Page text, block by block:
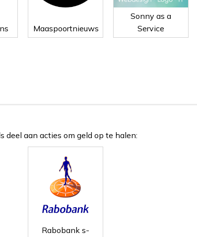
Maaspoortnieuws
Sonny as a
Service
aan acties om geld op te halen:
Rabobank s-